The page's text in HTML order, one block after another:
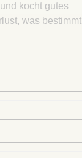
kocht gutes
was bestimmt